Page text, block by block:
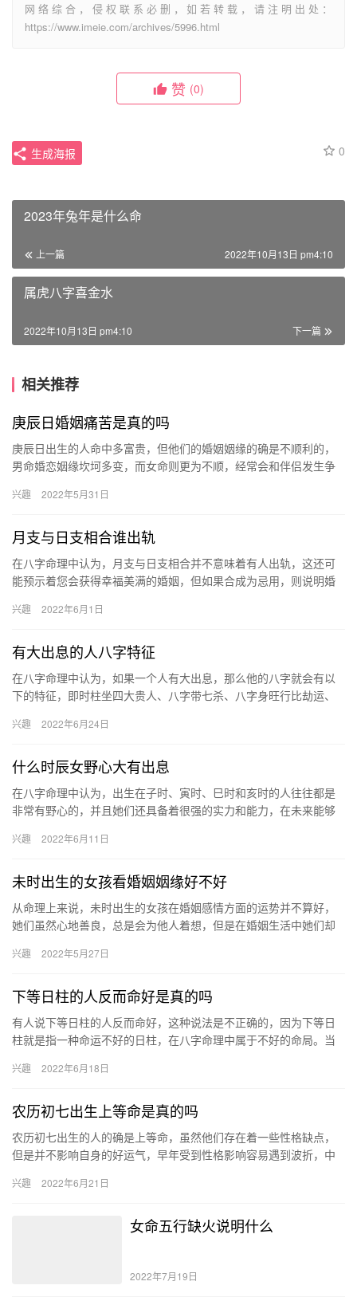
网络综合，侵权联系必删，如若转载，请注明出处：
https://www.imeie.com/archives/5996.html
赞 (0)
0
生成海报
2023年兔年是什么命
上一篇 2022年10月13日 pm4:10
属虎八字喜金水
下一篇
2022年10月13日 pm4:10
相关推荐
庚辰日婚姻痛苦是真的吗
庚辰日出生的人命中多富贵，但他们的婚姻姻缘的确是不顺利的，
男命婚恋姻缘坎坷多变，而女命则更为不顺，经常会和伴侣发生争
八…
兴趣 2022年5月31日
月支与日支相合谁出轨
在八字命理中认为，月支与日支相合并不意味着有人出轨，这还可
能预示着您会获得幸福美满的婚姻，但如果合成为忌用，则说明婚
婚姻…
兴趣 2022年6月1日
有大出息的人八字特征
在八字命理中认为，如果一个人有大出息，那么他的八字就会有以
下的特征，即时柱坐四大贵人、八字带七杀、八字身旺行比劫运、
时柱…
兴趣 2022年6月24日
什么时辰女野心大有出息
在八字命理中认为，出生在子时、寅时、巳时和亥时的人往往都是
非常有野心的，并且她们还具备着很强的实力和能力，在未来能够
兴趣 2022年6月11日
未时出生的女孩看婚姻姻缘好不好
从命理上来说，未时出生的女孩在婚姻感情方面的运势并不算好，
她们虽然心地善良，总是会为他人着想，但是在婚姻生活中她们却
未时…
兴趣 2022年5月27日
下等日柱的人反而命好是真的吗
有人说下等日柱的人反而命好，这种说法是不正确的，因为下等日
柱就是指一种命运不好的日柱，在八字命理中属于不好的命局。当
忧。 …
兴趣 2022年6月18日
农历初七出生上等命是真的吗
农历初七出生的人的确是上等命，虽然他们存在着一些性格缺点，
但是并不影响自身的好运气，早年受到性格影响容易遇到波折，中
生。 农…
兴趣 2022年6月21日
女命五行缺火说明什么
2022年7月19日